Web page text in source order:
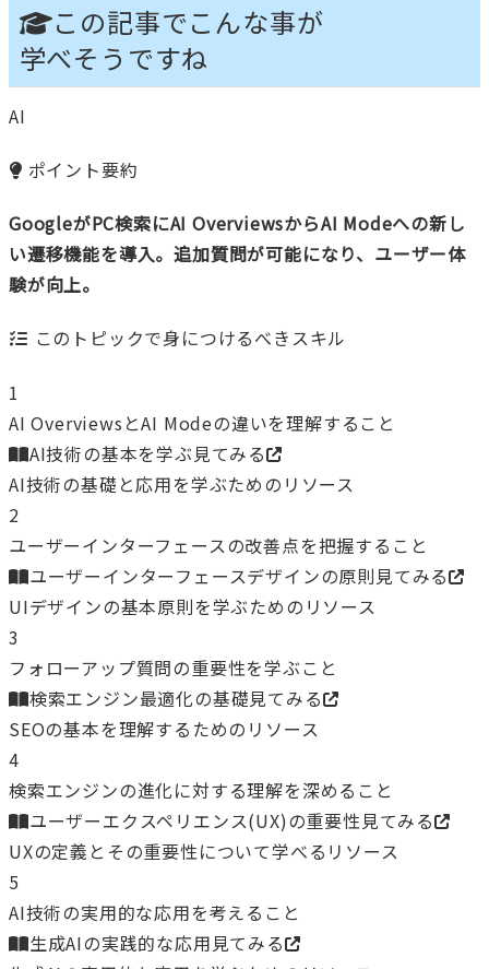
この記事でこんな事が
学べそうですね
AI
ポイント要約
GoogleがPC検索にAI OverviewsからAI Modeへの新し
い遷移機能を導入。追加質問が可能になり、ユーザー体
験が向上。
このトピックで身につけるべきスキル
1
AI OverviewsとAI Modeの違いを理解すること
AI技術の基本を学ぶ見てみる
AI技術の基礎と応用を学ぶためのリソース
2
ユーザーインターフェースの改善点を把握すること
ユーザーインターフェースデザインの原則 見てみる
UIデザインの基本原則を学ぶためのリソース
3
フォローアップ質問の重要性を学ぶこと
検索エンジン最適化の基礎見てみる
SEOの基本を理解するためのリソース
4
検索エンジンの進化に対する理解を深めること
ユーザーエクスペリエンス(UX)の重要性 見てみる
UXの定義とその重要性について学べるリソース
5
AI技術の実用的な応用を考えること
生成AIの実践的な応用 見てみる